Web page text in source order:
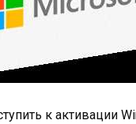
к активации